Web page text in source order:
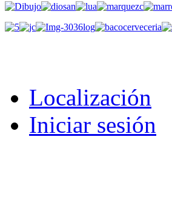
Localización
Iniciar sesión